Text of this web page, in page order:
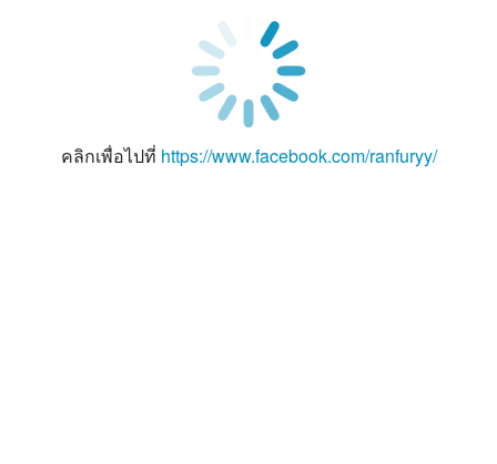
คลิกเพื่อไปที่ https://www.facebook.com/ranfuryy/